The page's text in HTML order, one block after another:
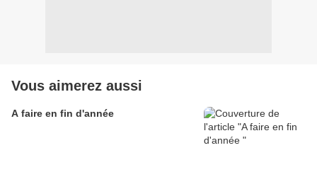
Vous aimerez aussi
A faire en fin d'année